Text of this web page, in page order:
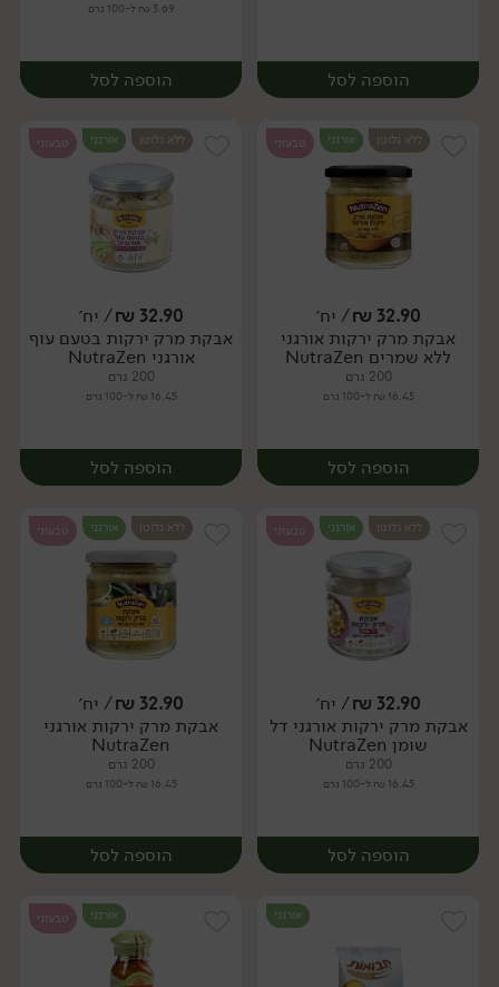
הוספה לסל
יח׳
3.69 ₪ ל-100 גרם
הוספה לסל
יח׳
ללא גלוטן אורגני טבעוני
32.90
₪/ יח׳
אבקת מרק ירקות אורגני
ללא שמרים NutraZen
200 גרם
16.45 ₪ ל-100 גרם
הוספה לסל
יח׳
ללא גלוטן אורגני טבעוני
32.90
₪/ יח׳
אבקת מרק ירקות בטעם עוף
אורגני NutraZen
200 גרם
16.45 ₪ ל-100 גרם
הוספה לסל
יח׳
ללא גלוטן אורגני טבעוני
32.90
₪/ יח׳
אבקת מרק ירקות אורגני דל
שומן NutraZen
200 גרם
16.45 ₪ ל-100 גרם
הוספה לסל
ללא גלוטן אורגני טבעוני
32.90
₪/ יח׳
אבקת מרק ירקות אורגני
NutraZen
200 גרם
16.45 ₪ ל-100 גרם
הוספה לסל
אורגני אורגני טבעוני